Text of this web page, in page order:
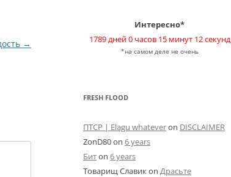
→
Интересно*
1789 дней 0 часов 15 минут 12 секунд
*на самом деле не очень
FRESH FLOOD
ПТСР | Elagu whateveron DISCLAIMER
ZonD80on 6 years
Битon 6 years
Товарищ Славикon Драсьте